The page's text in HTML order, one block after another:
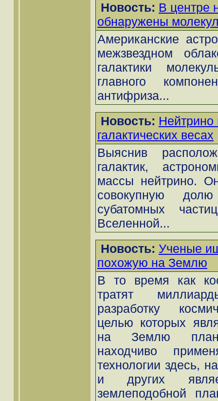
Новость: В центре
обнаружены
Американские
межзвездном
галактики
главного
антифриза...
Новость:
галактических весах
Выяснив
галактик,
массы нейтрино.
совокупную
субатомных
Вселенной...
Новость: Ученые
похожую на Землю
В то время как
тратят
разработку
целью которых
на Землю
находчиво
технологии здесь,
и других
землеподобной